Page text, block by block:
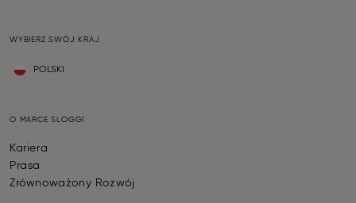
WYBIERZ SWÓJ KRAJ
POLSKI
O MARCE SLOGGI
Kariera
Prasa
Zrównoważony Rozwój